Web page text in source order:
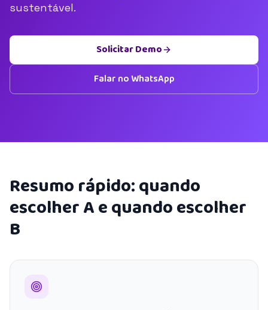
sustentável.
Solicitar Demo
Falar no WhatsApp
Resumo rápido: quando
escolher A e quando escolher
B